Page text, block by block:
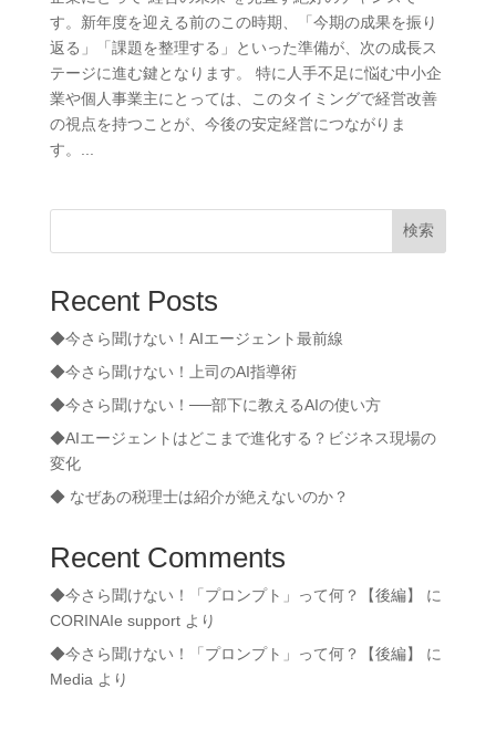
す。新年度を迎える前のこの時期、「今期の成果を振り
返る」「課題を整理する」といった準備が、次の成長ス
テージに進む鍵となります。 特に人手不足に悩む中小企
業や個人事業主にとっては、このタイミングで経営改善
の視点を持つことが、今後の安定経営につながりま
す。...
検索
Recent Posts
◆今さら聞けない！AIエージェント最前線
◆今さら聞けない！上司のAI指導術
◆今さら聞けない！──部下に教えるAIの使い方
◆AIエージェントはどこまで進化する？ビジネス現場の
変化
◆ なぜあの税理士は紹介が絶えないのか？
Recent Comments
◆今さら聞けない！「プロンプト」って何？【後編】
に
CORINAIe supportより
◆今さら聞けない！「プロンプト」って何？【後編】
に
Media より